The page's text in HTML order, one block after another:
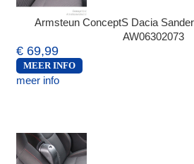
Armsteun ConceptS Dacia
AW06302073
€ 69,99
MEER INFO
meer info